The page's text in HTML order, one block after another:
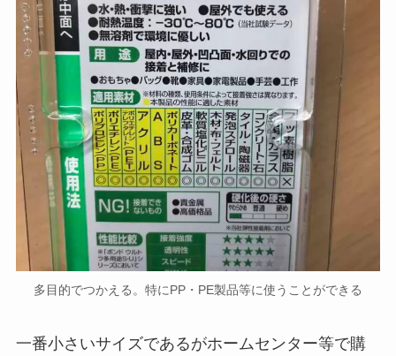
多目的でつかえる。特にPP・PE製品等に使うことができる
一番小さいサイズであるがホームセンター等で購